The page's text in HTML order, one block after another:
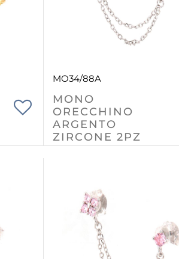
MO34/88A
MONO
ORECCHINO
ARGENTO
ZIRCONE 2PZ